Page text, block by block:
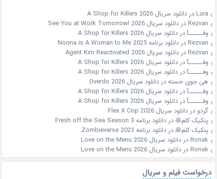
Luraدردانلود سریال A Shop for Killers 2026
Rezvanدردانلود سریال See You at Work Tomorrow! 2026
وفــــــآدردانلود سریال A Shop for Killers 2026
Rezvanدردانلود برنامه Noona is A Woman to Me 2025
Rezvanدردانلود سریال Agent Kim Reactivated 2026
وفــــــآدردانلود سریال A Shop for Killers 2026
وفــــــآدردانلود سریال A Shop for Killers 2026
هی جوی خستهدردانلود سریال Overdo 2026
وفــــــآدردانلود سریال A Shop for Killers 2026
وفــــــآدردانلود سریال A Shop for Killers 2026
گردو دردانلود سریال Flex X Cop 2026
پنکیک کلم🥞دردانلود برنامه Fresh off the Sea Season 3
پنکیک کلم🥞دردانلود برنامه Zombieverse 2023
Ronakدردانلود سریال Love on the Menu 2026
Ronakدردانلود سریال Love on the Menu 2026
درخواست فیلم و سریال